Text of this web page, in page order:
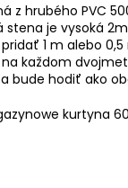
z hrubého PVC
stena je vysoká
1 m alebo
každom
bude hodiť ako